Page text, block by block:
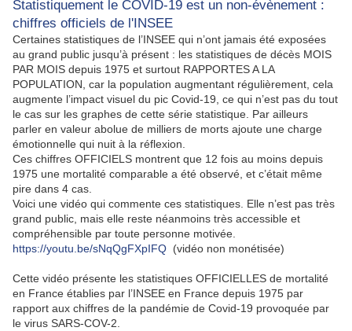
Statistiquement le COVID-19 est un non-évènement :
chiffres officiels de l'INSEE
Certaines statistiques de l’INSEE qui n’ont jamais été exposées
au grand public jusqu’à présent : les statistiques de décès MOIS
PAR MOIS depuis 1975 et surtout RAPPORTES A LA
POPULATION, car la population augmentant régulièrement, cela
augmente l’impact visuel du pic Covid-19, ce qui n’est pas du tout
le cas sur les graphes de cette série statistique. Par ailleurs
parler en valeur abolue de milliers de morts ajoute une charge
émotionnelle qui nuit à la réflexion.
Ces chiffres OFFICIELS montrent que 12 fois au moins depuis
1975 une mortalité comparable a été observé, et c’était même
pire dans 4 cas.
Voici une vidéo qui commente ces statistiques. Elle n’est pas très
grand public, mais elle reste néanmoins très accessible et
compréhensible par toute personne motivée.
https://youtu.be/sNqQgFXpIFQ (vidéo non monétisée)
Cette vidéo présente les statistiques OFFICIELLES de mortalité
en France établies par l’INSEE en France depuis 1975 par
rapport aux chiffres de la pandémie de Covid-19 provoquée par
le virus SARS-COV-2.